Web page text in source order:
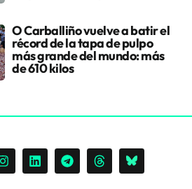
O Carballiño vuelve a batir el
récord de la tapa de pulpo
más grande del mundo: más
de 610 kilos